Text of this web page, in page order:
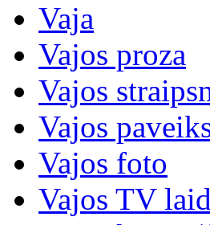
Vaja
Vajos proza
Vajos
Vajos
Vajos foto
Vajos TV